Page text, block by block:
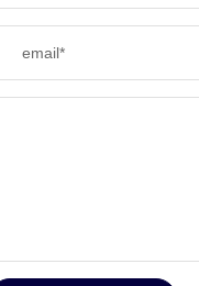
email*